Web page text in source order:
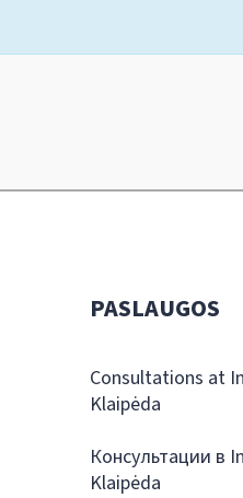
PASLAUGOS
Consultations at
Klaipėda
Консультации в
Klaipėda